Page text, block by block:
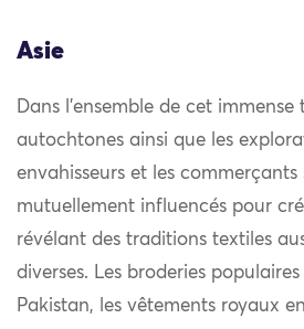
Asie
Dans l’ensemble de cet
autochtones ainsi que les
envahisseurs et les commerçants
mutuellement influencés pour
révélant des traditions textiles
diverses. Les broderies populaires
Pakistan, les vêtements royaux